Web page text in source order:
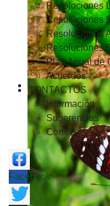
Resoluciones
Resoluciones
Resoluciones
Resoluciones
Plan Anual de
Acuerdos
CONTACTOS
Información
Sugerencias
Correos
Facebook